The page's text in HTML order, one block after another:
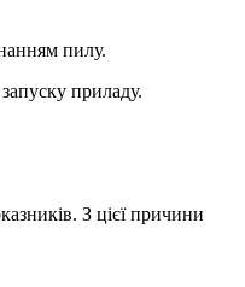
пилу.
приладу.
З цієї причини